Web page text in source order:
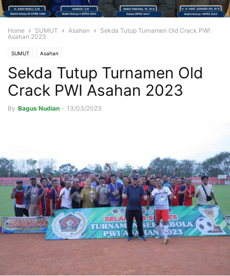
Home SUMUT Asahan
Sekda Tutup Turnamen Old Crack PWI
Asahan 2023
SUMUT Asahan
Sekda Tutup Turnamen Old
Crack PWI Asahan 2023
By Bagus Nudian - 13/03/2023